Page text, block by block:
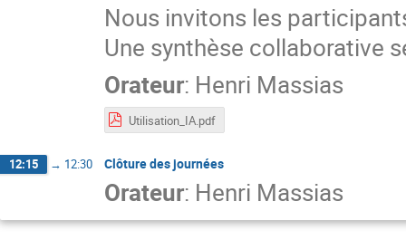
Nous invitons les
Une synthèse collaborative
Orateur: Henri Massias
Utilisation_IA.pdf
12:15 → 12:30 Clôture des journées
Orateur: Henri Massias